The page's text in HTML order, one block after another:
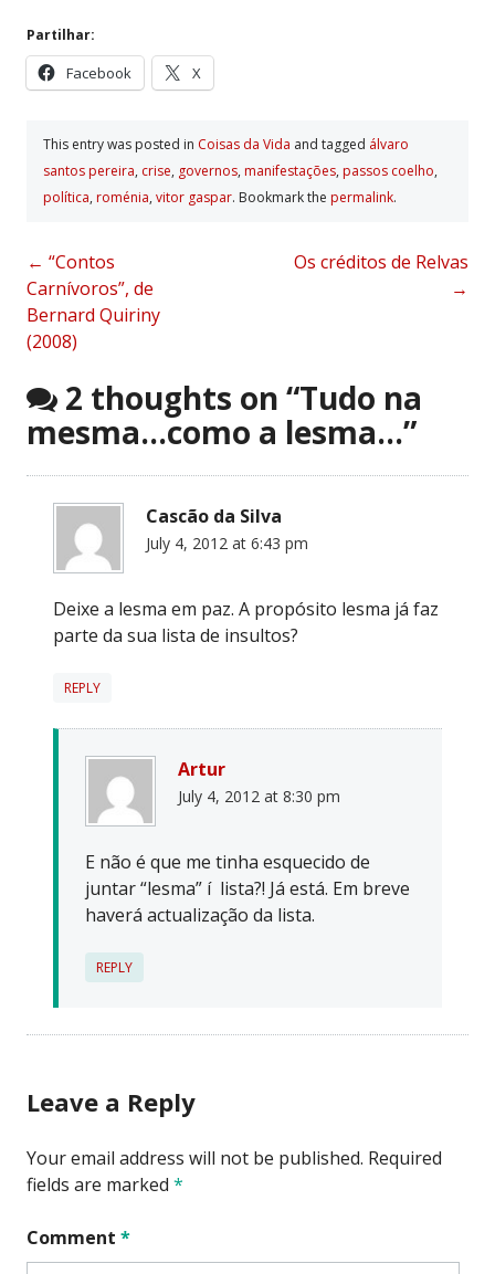
Partilhar:
Facebook X
This entry was posted in Coisas da Vida and tagged álvaro
santos pereira, crise, governos, manifestações, passos coelho,
polí­tica, roménia, vitor gaspar. Bookmark the permalink.
Post
navigation
← “Contos
Carnívoros”, de
Bernard Quiriny
(2008)
Os créditos de Relvas
→
2 thoughts on “Tudo na
mesma…como a lesma…”
Cascão da Silva
July 4, 2012 at 6:43 pm
Deixe a lesma em paz. A propósito lesma já faz
parte da sua lista de insultos?
REPLY
Artur
July 4, 2012 at 8:30 pm
E não é que me tinha esquecido de
juntar “lesma” í lista?! Já está. Em breve
haverá actualização da lista.
REPLY
Leave a Reply
Your email address will not be published. Required
fields are marked *
Comment *